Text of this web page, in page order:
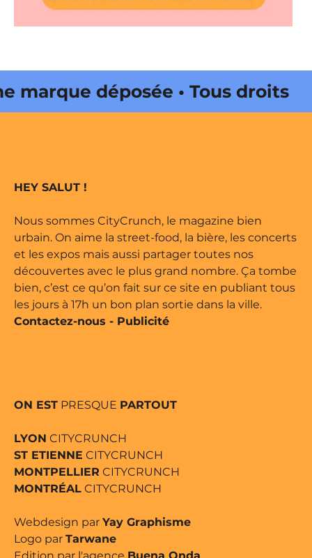
déposée • Tous droits
par Buena Onda Web •
HEY SALUT !
Nous sommes CityCrunch, le magazine bien
urbain. On aime la street-food, la bière, les concerts
et les expos mais aussi partager toutes nos
découvertes avec le plus grand nombre. Ça tombe
bien, c’est ce qu’on fait sur ce site en publiant tous
les jours à 17h un bon plan sortie dans la ville.
Contactez-nous - Publicité
ON EST PRESQUE PARTOUT
LYON CITYCRUNCH
ST ETIENNE CITYCRUNCH
MONTPELLIER CITYCRUNCH
MONTRÉAL CITYCRUNCH
Webdesign par Yay Graphisme
Logo par Tarwane
Edition par l'agence Buena Onda